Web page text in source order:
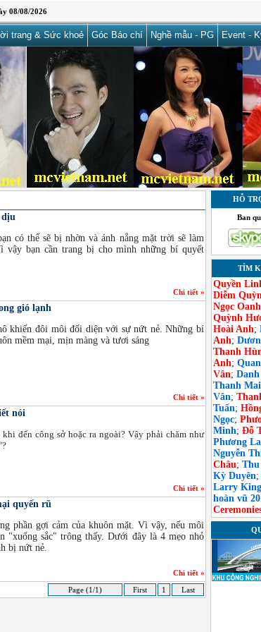
08/08/2026
trang & Sức khoẻ Góc Báo chí Nghề mẫu - PG Event -
dịu
có thể sẽ bị nhờn và ánh nắng mặt trời sẽ làm
vậy bạn cần trang bị cho mình những bí quyết
Chi tiết »
gió lạnh
khiến đôi môi đối diện với sự nứt nẻ. Những bí
mềm mại, mịn màng và tươi sáng
Chi tiết »
nói
đến công sở hoặc ra ngoài? Vậy phải chăm như
Chi tiết »
quyến rũ
phần gợi cảm của khuôn mặt. Vì vậy, nếu môi
"xuống sắc" trông thấy. Dưới đây là 4 mẹo nhỏ
bị nứt nẻ.
Chi tiết »
Page (1/1)
First 1 Last
HỖ
Ban
TÌM
Quyền
Diễm
Ngọc Oanh
Quỳnh
Hoài Anh;
Anh;
Thanh
Anh;
Vân;
Thanh Mai
Vân;
Tuấn;
Ngọc;
Minh; Đỗ
Phương
Nguyễn
Châu; Thu
Kỳ Duyên;
Larry King
hoàn vũ